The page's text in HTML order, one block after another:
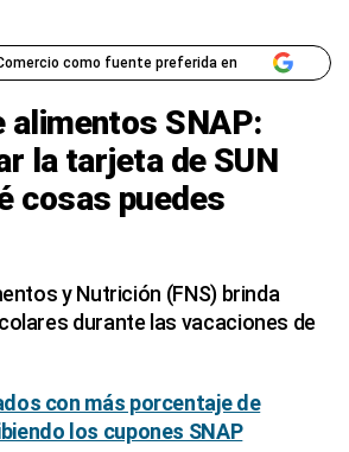
como fuente preferida en
alimentos SNAP:
la tarjeta de SUN
cosas puedes
y Nutrición (FNS) brinda
durante las vacaciones de
con más porcentaje de
los cupones SNAP